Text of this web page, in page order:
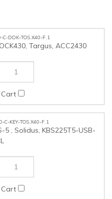
C-DOK-TOS.X40-F.1
Targus, ACC2430
C-KEY-TOS.X40-F.1
5 , Solidus, KBS225T5-USB-